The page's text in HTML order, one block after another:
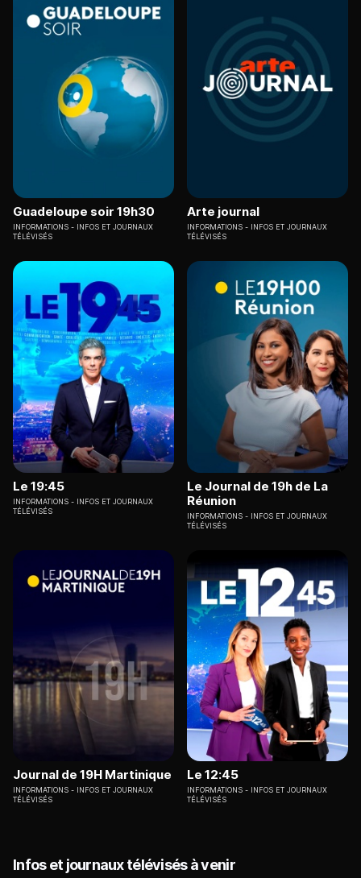
Guadeloupe soir 19h30
INFORMATIONS
INFOS ET JOURNAUX
TÉLÉVISÉS
Arte journal
INFORMATIONS
INFOS ET JOURNAUX
TÉLÉVISÉS
Le 19:45
INFORMATIONS
INFOS ET JOURNAUX
TÉLÉVISÉS
Le Journal de 19h de La
Réunion
INFORMATIONS
INFOS ET JOURNAUX
TÉLÉVISÉS
Journal de 19H Martinique
INFORMATIONS
INFOS ET JOURNAUX
TÉLÉVISÉS
Le 12:45
INFORMATIONS
INFOS ET JOURNAUX
TÉLÉVISÉS
Infos et journaux télévisés à venir